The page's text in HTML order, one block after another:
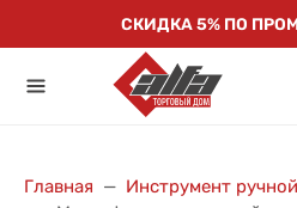
СКИДКА 5% ПО
Главная
Инструмент ручной